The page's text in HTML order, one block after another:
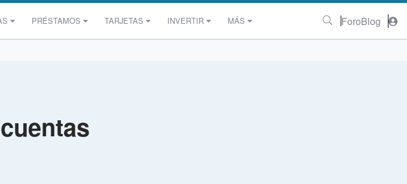
PRÉSTAMOS TARJETAS INVERTIR MÁS ForoBlog